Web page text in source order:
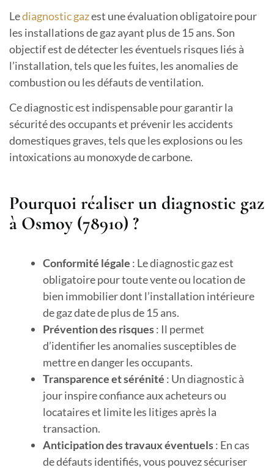
Lediagnostic gazest une évaluation obligatoire pour
les installations de gaz ayant plus de 15 ans. Son
objectif est de détecter les éventuels risques liés à
l’installation, tels que les fuites, les anomalies de
combustion ou les défauts de ventilation.
Ce diagnostic est indispensable pour garantir la
sécurité des occupants et prévenir les accidents
domestiques graves, tels que les explosions ou les
intoxications au monoxyde de carbone.
Pourquoi réaliser un diagnostic gaz
à Osmoy (78910) ?
Conformité légale : Le diagnostic gaz est
obligatoire pour toute vente ou location de
bien immobilier dont l’installation intérieure
de gaz date de plus de 15 ans.
Prévention des risques: Il permet
d’identifier les anomalies susceptibles de
mettre en danger les occupants.
Transparence et sérénité : Un diagnostic à
jour inspire confiance aux acheteurs ou
locataires et limite les litiges après la
transaction.
Anticipation des travaux éventuels: En cas
de défauts identifiés, vous pouvez sécuriser